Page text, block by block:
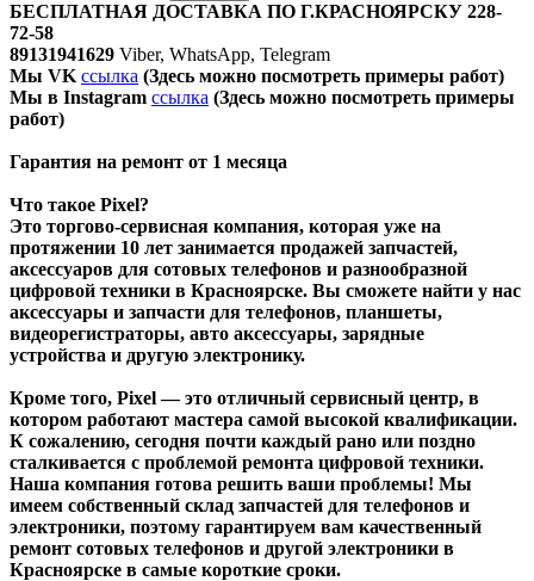
БЕСПЛАТНАЯ ДОСТАВКА ПО Г.КРАСНОЯРСКУ 228-
72-58
89131941629 Viber, WhatsApp, Telegram
Мы VK ссылка (Здесь можно посмотреть примеры работ)
Мы в Instagram ссылка (Здесь можно посмотреть примеры
работ)
Гарантия на ремонт от 1 месяца
Что такое Pixel?
Это торгово-сервисная компания, которая уже на
протяжении 10 лет занимается продажей запчастей,
аксессуаров для сотовых телефонов и разнообразной
цифровой техники в Красноярске. Вы сможете найти у нас
аксессуары и запчасти для телефонов, планшеты,
видеорегистраторы, авто аксессуары, зарядные
устройства и другую электронику.
Кроме того, Pixel — это отличный сервисный центр, в
котором работают мастера самой высокой квалификации.
К сожалению, сегодня почти каждый рано или поздно
сталкивается с проблемой ремонта цифровой техники.
Наша компания готова решить ваши проблемы! Мы
имеем собственный склад запчастей для телефонов и
электроники, поэтому гарантируем вам качественный
ремонт сотовых телефонов и другой электроники в
Красноярске в самые короткие сроки.